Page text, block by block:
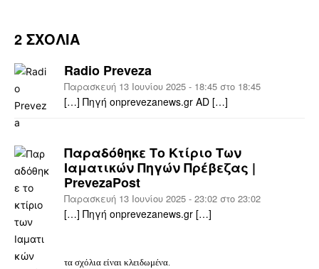
2 ΣΧΟΛΙΑ
Radio Preveza
Παρασκευή 13 Ιουνίου 2025 - 18:45 στο 18:45
[…] Πηγή onprevezanews.gr AD […]
Παραδόθηκε Το Κτίριο Των
Ιαματικών Πηγών Πρέβεζας |
PrevezaPost
Παρασκευή 13 Ιουνίου 2025 - 23:02 στο 23:02
[…] Πηγή onprevezanews.gr […]
τα σχόλια είναι κλειδωμένα.